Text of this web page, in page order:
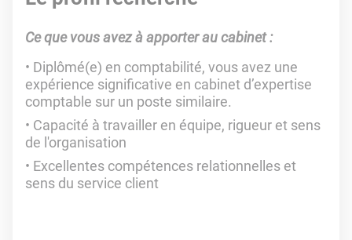
Ce que vous avez à apporter au cabinet :
Diplômé(e) en comptabilité, vous avez une
expérience significative en cabinet d’expertise
comptable sur un poste similaire.
Capacité à travailler en équipe, rigueur et sens
de l'organisation
Excellentes compétences relationnelles et
sens du service client